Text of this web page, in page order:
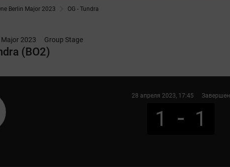
Berlin Major 2023 OG - Tundra
Major 2023 Group Stage
(BO2)
28 апреля 2023, 17:45 Завершен
1 1